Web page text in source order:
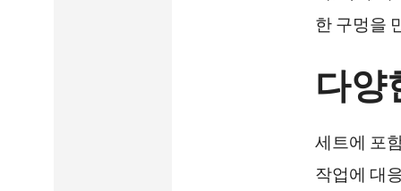
한 구멍을
다양
세트에 포
작업에 대